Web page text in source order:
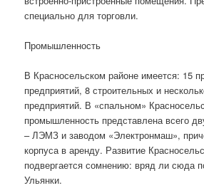
специально для торговли.
Промышленность
В Красносельском районе имеется: 15
предприятий, 8 строительных и
предприятий. В «спальном»
промышленность представлена всего
– ЛЭМЗ и заводом «Электронмаш»,
корпуса в аренду. Развитие
подвергается сомнению: вряд ли сюда
Ульянки.